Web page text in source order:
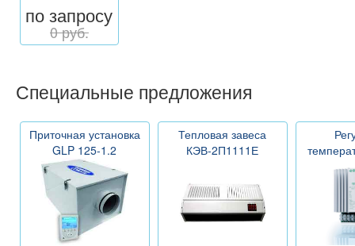
по запросу
0 руб.
Специальные предложения
Приточная установка
GLP 125-1.2
Тепловая завеса
КЭВ-2П1111Е